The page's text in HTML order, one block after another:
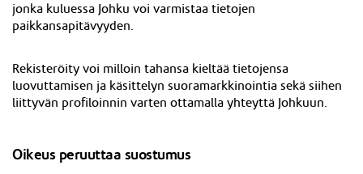
jonka kuluessa Johku voi varmistaa tietojen
paikkansapitävyyden.
Rekisteröity voi milloin tahansa kieltää tietojensa
luovuttamisen ja käsittelyn suoramarkkinointia sekä siihen
liittyvän profiloinnin varten ottamalla yhteyttä Johkuun.
Oikeus peruuttaa suostumus